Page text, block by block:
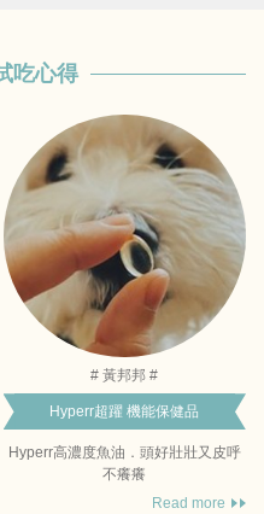
吃心得
# 黃邦邦 #
Hyperr超躍 機能保健品
Hyperr高濃度魚油．頭好壯壯又皮呼
不癢癢
Read more